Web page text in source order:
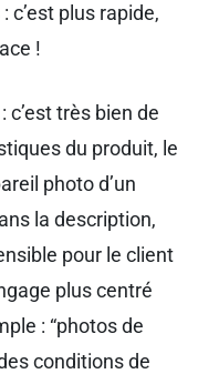
plus rapide,
!
: c’est très bien de
du produit, le
photo d’un
la description,
pour le client
plus centré
: “photos de
conditions de